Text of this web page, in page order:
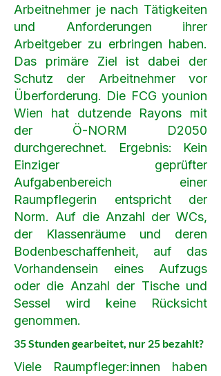
Arbeitnehmer je nach Tätigkeiten
und Anforderungen ihrer
Arbeitgeber zu erbringen haben.
Das primäre Ziel ist dabei der
Schutz der Arbeitnehmer vor
Überforderung. Die FCG younion
Wien hat dutzende Rayons mit
der Ö-NORM D2050
durchgerechnet. Ergebnis: Kein
Einziger geprüfter
Aufgabenbereich einer
Raumpflegerin entspricht der
Norm. Auf die Anzahl der WCs,
der Klassenräume und deren
Bodenbeschaffenheit, auf das
Vorhandensein eines Aufzugs
oder die Anzahl der Tische und
Sessel wird keine Rücksicht
genommen.
35 Stunden gearbeitet, nur 25 bezahlt?
Viele Raumpfleger:innen haben